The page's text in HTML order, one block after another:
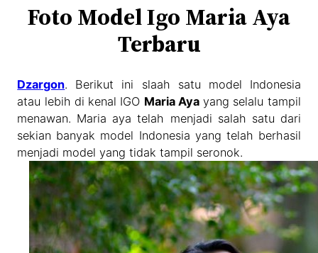
Foto Model Igo Maria Aya
Terbaru
Dzargon. Berikut ini slaah satu model Indonesia
atau lebih di kenal IGO Maria Ayayang selalu tampil
menawan. Maria aya telah menjadi salah satu dari
sekian banyak model Indonesia yang telah berhasil
menjadi model yang tidak tampil seronok.